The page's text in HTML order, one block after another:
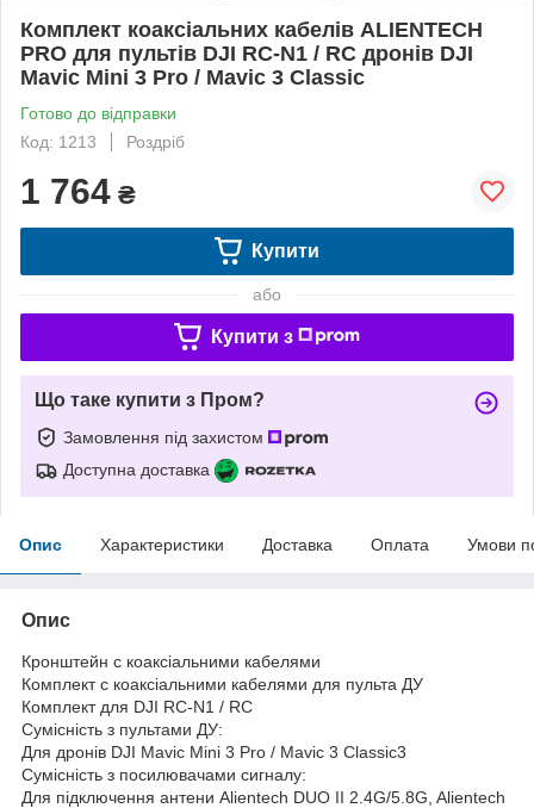
Комплект коаксіальних кабелів ALIENTECH
PRO для пультів DJI RC-N1 / RC дронів DJI
Mavic Mini 3 Pro / Mavic 3 Classic
Готово до відправки
Код: 1213
Роздріб
1 764 ₴
Купити
або
Купити з
Що таке купити з Пром?
Замовлення під захистом
Доступна доставка
Опис Характеристики Доставка Оплата Умови
Опис
Кронштейн с коаксіальними кабелями
Комплект с коаксіальними кабелями для пульта ДУ
Комплект для DJI RC-N1 / RC
Сумісність з пультами ДУ:
Для дронів DJI Mavic Mini 3 Pro / Mavic 3 Classic3
Сумісність з посилювачами сигналу:
Для підключення антени Alientech DUO II 2.4G/5.8G, Alientech